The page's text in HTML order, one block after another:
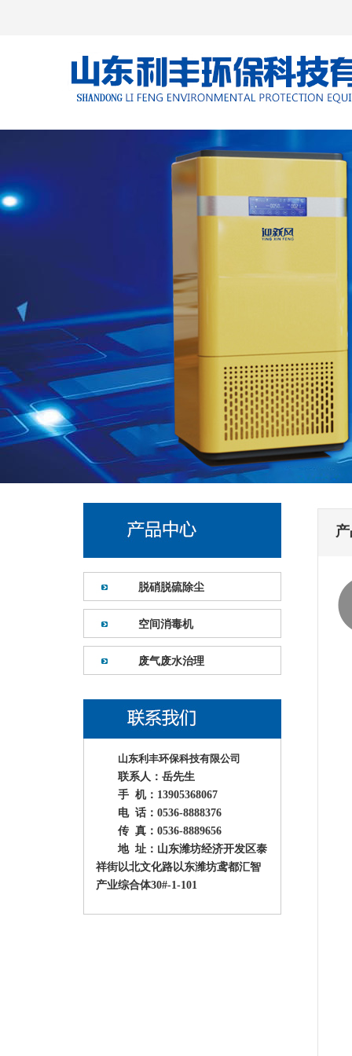
脱硝脱硫除尘
空间消毒机
废气废水治理
山东利丰环保科技有限公司
联系人：岳先生
手 机：13905368067
电 话：0536-8888376
传 真：0536-8889656
地 址：山东潍坊经济开发区泰
祥街以北文化路以东潍坊鸢都汇智
产业综合体30#-1-101